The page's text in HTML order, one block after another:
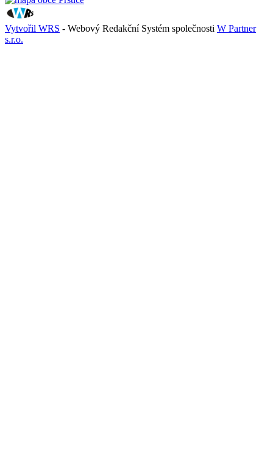
Vytvořil WRS - Webový Redakční Systém společnosti W Partner
s.r.o.